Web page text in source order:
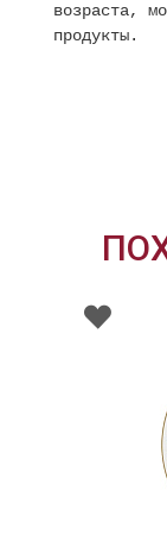
возраста,
продукты.